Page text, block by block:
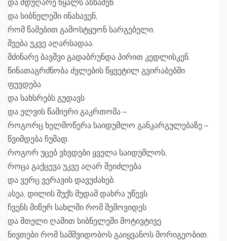
და სიბნელეში ინახავენ,
რომ წამებით გამოსტყუონ სარგებელი.
შვება უკვე აღარსადაა.
მძინარე ბავშვი გადაბრუნდა პირით კედლისკენ.
წინათაგრძნობა ძვლების წყვეტილ გვირაბებში
ფუვდება
და სახსრებს გუდავს
და ელვის წამიერი გაკრთომა –
როგორც ხელმოწერა საიდუმლო განკარგულებაზე –
წვიმდება ჩუმად.
როგორ უცებ ვხვდები ყველა საიდუმლოს,
როცა გაქცევა უკვე აღარ შეიძლება
და ვერც ვერავის დავუძახებ.
ასეა, დილის შუქს მუდამ დახრა უწევს
ჩვენს მიწურ სახლში რომ შემოვიდეს
და მთელი ღამით სიბნელეში მოტივტივე
ნივთები რომ სამშვიდობოს გაიყვანოს მორიგეობით.